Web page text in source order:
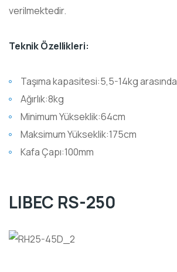
verilmektedir.
Teknik Özellikleri:
Taşıma kapasitesi:5,5-14kg arasında
Ağırlık:8kg
Minimum Yükseklik:64cm
Maksimum Yükseklik:175cm
Kafa Çapı:100mm
LIBEC RS-250